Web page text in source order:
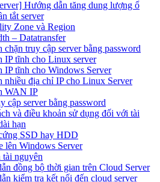
Hướng dẫn tăng dung lượng ổ
tắt server
Zone và Region
– Datatransfer
chặn truy cập server bằng password
IP tĩnh cho Linux server
IP tĩnh cho Windows Server
nhiều địa chỉ IP cho Linux Server
WAN IP
cập server bằng password
và điều khoản sử dụng đối với tài
hạn
SSD hay HDD
lên Windows Server
nguyên
đồng bộ thời gian trên Cloud Server
kiểm tra kết nối đến cloud server